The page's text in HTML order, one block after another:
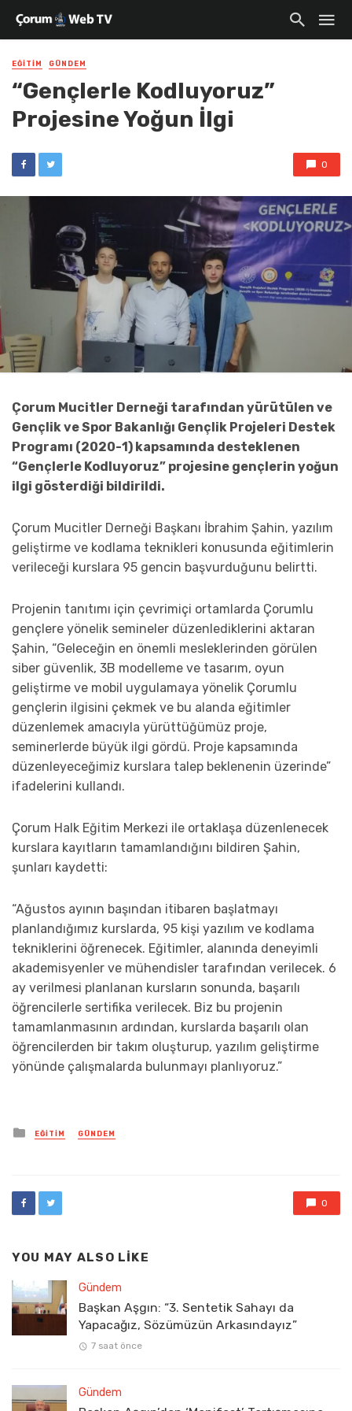
EĞITIM GÜNDEM
“Gençlerle Kodluyoruz”
Projesine Yoğun İlgi
0
Çorum Mucitler Derneği tarafından yürütülen ve
Gençlik ve Spor Bakanlığı Gençlik Projeleri Destek
Programı (2020-1) kapsamında desteklenen
“Gençlerle Kodluyoruz” projesine gençlerin yoğun
ilgi gösterdiği bildirildi.
Çorum Mucitler Derneği Başkanı İbrahim Şahin, yazılım
geliştirme ve kodlama teknikleri konusunda eğitimlerin
verileceği kurslara 95 gencin başvurduğunu belirtti.
Projenin tanıtımı için çevrimiçi ortamlarda Çorumlu
gençlere yönelik semineler düzenlediklerini aktaran
Şahin, “Geleceğin en önemli mesleklerinden görülen
siber güvenlik, 3B modelleme ve tasarım, oyun
geliştirme ve mobil uygulamaya yönelik Çorumlu
gençlerin ilgisini çekmek ve bu alanda eğitimler
düzenlemek amacıyla yürüttüğümüz proje,
seminerlerde büyük ilgi gördü. Proje kapsamında
düzenleyeceğimiz kurslara talep beklenenin üzerinde”
ifadelerini kullandı.
Çorum Halk Eğitim Merkezi ile ortaklaşa düzenlenecek
kurslara kayıtların tamamlandığını bildiren Şahin,
şunları kaydetti:
“Ağustos ayının başından itibaren başlatmayı
planlandığımız kurslarda, 95 kişi yazılım ve kodlama
tekniklerini öğrenecek. Eğitimler, alanında deneyimli
akademisyenler ve mühendisler tarafından verilecek. 6
ay verilmesi planlanan kursların sonunda, başarılı
öğrencilerle sertifika verilecek. Biz bu projenin
tamamlanmasının ardından, kurslarda başarılı olan
öğrencilerden bir takım oluşturup, yazılım geliştirme
yönünde çalışmalarda bulunmayı planlıyoruz.”
Posted
in
EĞITIM GÜNDEM
0
YOU MAY ALSO LIKE
Gündem
Başkan Aşgın: “3. Sentetik Sahayı da
Yapacağız, Sözümüzün Arkasındayız”
7 saat önce
Gündem